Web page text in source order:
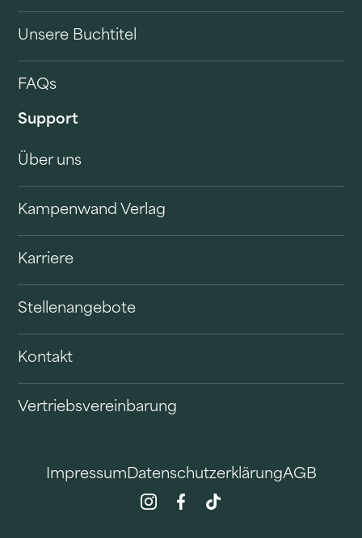
Unsere Buchtitel
FAQs
Support
Über uns
Kampenwand Verlag
Karriere
Stellenangebote
Kontakt
Vertriebsvereinbarung
ImpressumDatenschutzerklärungAGB